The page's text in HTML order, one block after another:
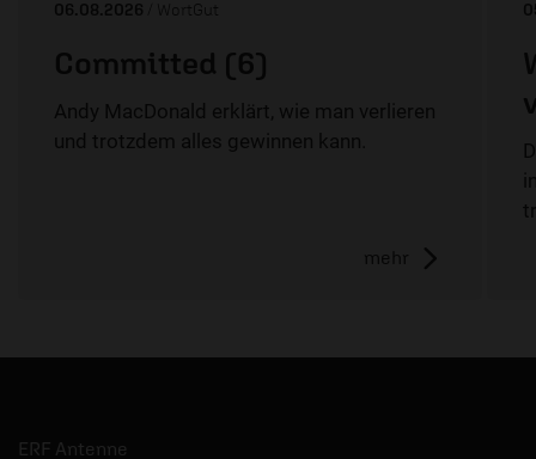
06.08.2026 / WortGut
Committed (6)
Andy MacDonald erklärt, wie man verlieren
und trotzdem alles gewinnen kann.
mehr
ERF Antenne